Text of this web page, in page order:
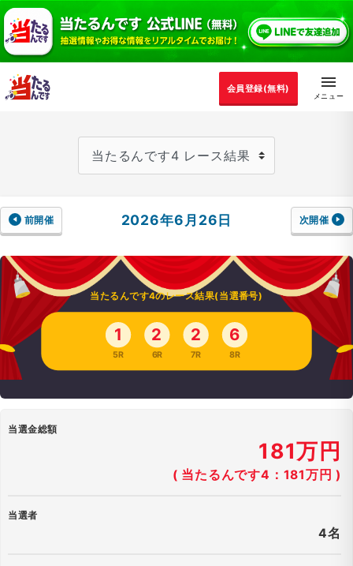
会員登録(無料)
前開催 2026年6月26日 次開催
当たるんです4のレース結果(当選番号)
1
5R
2
6R
2
7R
6
8R
当選金総額
181万円
( 当たるんです4：181万円 )
当選者
4名